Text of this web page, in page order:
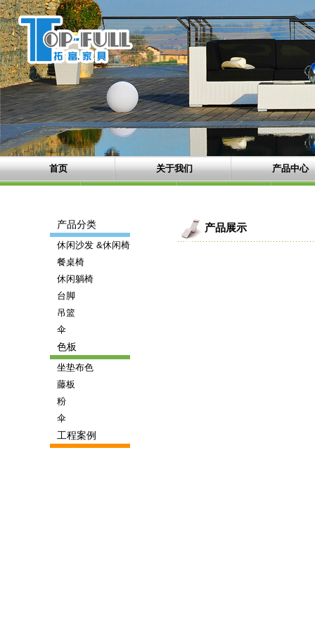
首页 关于我们 产品中心
产品分类
休闲沙发 &休闲椅
餐桌椅
休闲躺椅
台脚
吊篮
伞
色板
坐垫布色
藤板
粉
伞
工程案例
产品展示